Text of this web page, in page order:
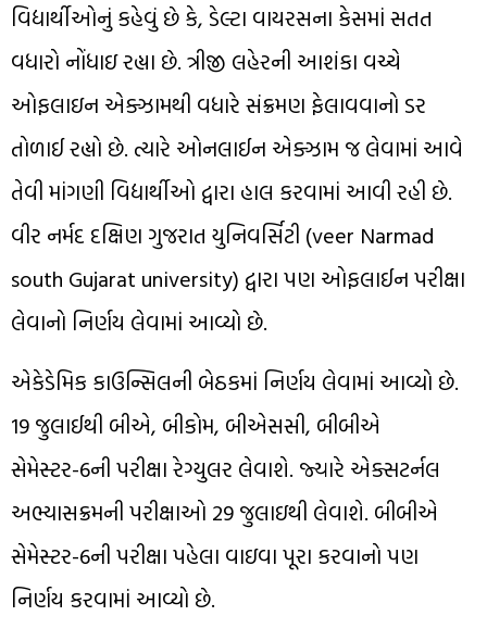
વિદ્યાર્થીઓનું કહેવું છે કે, ડેલ્ટા વાયરસના કેસમાં સતત
વધારો નોંધાઇ રહ્યા છે. ત્રીજી લહેરની આશંકા વચ્ચે
ઓફલાઇન એક્ઝામથી વધારે સંક્રમણ ફેલાવવાનો ડર
તોળાઈ રહ્યો છે. ત્યારે ઓનલાઈન એક્ઝામ જ લેવામાં આવે
તેવી માંગણી વિદ્યાર્થીઓ દ્વારા હાલ કરવામાં આવી રહી છે.
વીર નર્મદ દક્ષિણ ગુજરાત યુનિવર્સિટી (veer Narmad
south Gujarat university) દ્વારા પણ ઓફલાઈન પરીક્ષા
લેવાનો નિર્ણય લેવામાં આવ્યો છે.
એકેડેમિક કાઉન્સિલની બેઠકમાં નિર્ણય લેવામાં આવ્યો છે.
19 જુલાઈથી બીએ, બીકોમ, બીએસસી, બીબીએ
સેમેસ્ટર-6ની પરીક્ષા રેગ્યુલર લેવાશે. જ્યારે એક્સટર્નલ
અભ્યાસક્રમની પરીક્ષાઓ 29 જુલાઇથી લેવાશે. બીબીએ
સેમેસ્ટર-6ની પરીક્ષા પહેલા વાઇવા પૂરા કરવાનો પણ
નિર્ણય કરવામાં આવ્યો છે.